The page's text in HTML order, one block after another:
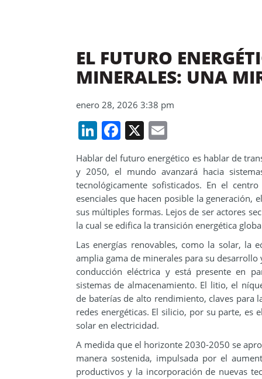
EL FUTURO
MINERALES: UNA
enero 28, 2026 3:38 pm
LinkedIn
Facebook
X
Hablar del futuro energético es hablar de
y 2050, el mundo avanzará hacia
tecnológicamente sofisticados. En el
esenciales que hacen posible la generación,
sus múltiples formas. Lejos de ser actores
la cual se edifica la transición energética
Las energías renovables, como la solar, la
amplia gama de minerales para su
conducción eléctrica y está presente en
sistemas de almacenamiento. El litio, el
de baterías de alto rendimiento, claves para
redes energéticas. El silicio, por su parte,
solar en electricidad.
A medida que el horizonte 2030-2050 se
manera sostenida, impulsada por el
productivos y la incorporación de nuevas